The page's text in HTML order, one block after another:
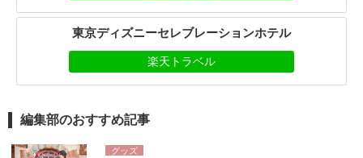
東京ディズニーセレブレーションホテル
楽天トラベル
編集部のおすすめ記事
グッズ